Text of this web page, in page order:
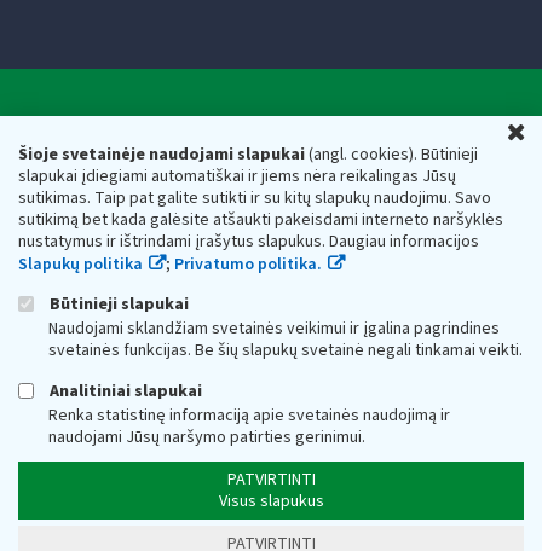
Šioje svetainėje naudojami slapukai(angl. cookies). Būtinieji
slapukai įdiegiami automatiškai ir jiems nėra reikalingas Jūsų
sutikimas. Taip pat galite sutikti ir su kitų slapukų naudojimu. Savo
sutikimą bet kada galėsite atšaukti pakeisdami interneto naršyklės
nustatymus ir ištrindami įrašytus slapukus. Daugiau informacijos
Slapukų politika
; Privatumo politika.
Būtinieji slapukai
Naudojami sklandžiam svetainės veikimui ir įgalina pagrindines
svetainės funkcijas. Be šių slapukų svetainė negali tinkamai veikti.
Analitiniai slapukai
Renka statistinę informaciją apie svetainės naudojimą ir
naudojami Jūsų naršymo patirties gerinimui.
PATVIRTINTI
Visus slapukus
PATVIRTINTI
Respublikos finansų ministerijos
Biudžetinė įstaiga. Juridinio asmens kodas — 188659752,
adresas: Vasario 16-osios g. 14, 01107 Vilnius, Lietuva, el.paštas:
vmi@vmi.lt, E. pristatymo dėžutės adresas 188659752
Duomenys apie Valstybinę mokesčių inspekciją prie Lietuvos
Respublikos finansų ministerijos kaupiami ir saugomi Juridinių